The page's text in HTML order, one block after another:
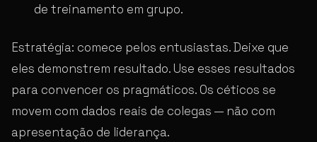
de treinamento em grupo.
Estratégia: comece pelos entusiastas. Deixe que
eles demonstrem resultado. Use esses resultados
para convencer os pragmáticos. Os céticos se
movem com dados reais de colegas — não com
apresentação de liderança.